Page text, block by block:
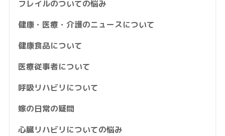
フレイルのついての悩み
健康・医療・介護のニュースについて
健康食品について
医療従事者について
呼吸リハビリについて
嫁の日常の疑問
心臓リハビリについての悩み